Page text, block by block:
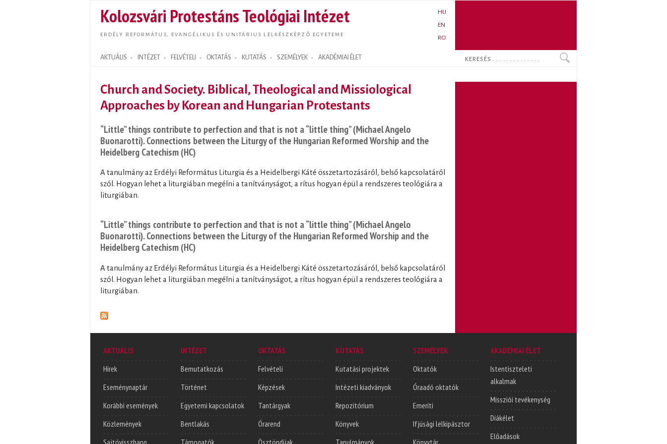
tartalomra
Kolozsvári Protestáns Teológiai Intézet
ERDÉLY REFORMÁTUS, EVANGÉLIKUS ÉS UNITÁRIUS LELKÉSZKÉPZŐ EGYETEME
HU
EN
RO
AKTUÁLIS INTÉZET FELVÉTELI OKTATÁS KUTATÁS SZEMÉLYEK AKADÉMIAI ÉLET
Search form
Keresés
Church and Society. Biblical, Theological and Missiological
Approaches by Korean and Hungarian Protestants
“Little” things contribute to perfection and that is not a “little thing” (Michael Angelo
Buonarotti). Connections between the Liturgy of the Hungarian Reformed Worship and the
Heidelberg Catechism (HC)
A tanulmány az Erdélyi Református Liturgia és a Heidelbergi Káté összetartozásáról, belső kapcsolatáról
szól. Hogyan lehet a liturgiában megélni a tanítványságot, a rítus hogyan épül a rendszeres teológiára a
liturgiában.
“Little” things contribute to perfection and that is not a “little thing” (Michael Angelo
Buonarotti). Connections between the Liturgy of the Hungarian Reformed Worship and the
Heidelberg Catechism (HC)
A tanulmány az Erdélyi Református Liturgia és a Heidelbergi Káté összetartozásáról, belső kapcsolatáról
szól. Hogyan lehet a liturgiában megélni a tanítványságot, a rítus hogyan épül a rendszeres teológiára a
liturgiában.
AKTUÁLIS
Hírek
Eseménynaptár
Korábbi események
Közlemények
Sajtóvisszhang
INTÉZET
Bemutatkozás
Történet
Egyetemi kapcsolatok
Bentlakás
Támogatók
OKTATÁS
Felvételi
Képzések
Tantárgyak
Órarend
Ösztöndíjak
KUTATÁS
Kutatási projektek
Intézeti kiadványok
Repozitórium
Könyvek
Tanulmányok
SZEMÉLYEK
Oktatók
Óraadó oktatók
Emeriti
Ifjúsági lelkipásztor
Könyvtár
AKADÉMIAI ÉLET
Istentiszteleti
alkalmak
Missziói tevékenység
Diákélet
Előadások